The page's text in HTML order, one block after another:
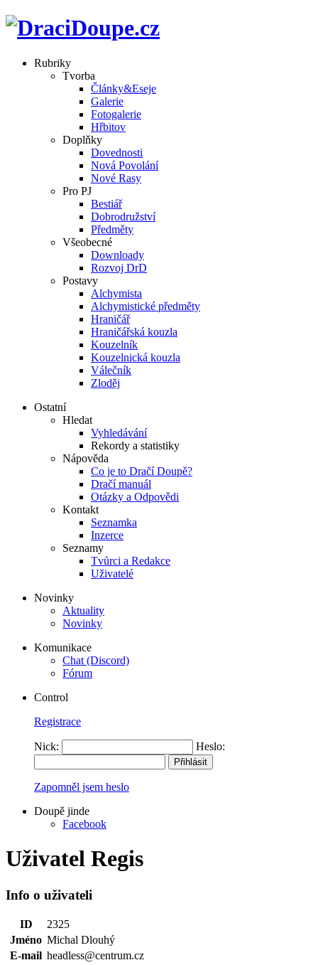
Rubriky
Tvorba
Články&Eseje
Galerie
Fotogalerie
Hřbitov
Doplňky
Dovednosti
Nová Povolání
Nové Rasy
Pro PJ
Bestiář
Dobrodružství
Předměty
Všeobecné
Downloady
Rozvoj DrD
Postavy
Alchymista
Alchymistické předměty
Hraničář
Hraničářská kouzla
Kouzelník
Kouzelnická kouzla
Válečník
Zloděj
Ostatní
Hledat
Vyhledávání
Rekordy a statistiky
Nápověda
Co je to Dračí Doupě?
Dračí manuál
Otázky a Odpovědi
Kontakt
Seznamka
Inzerce
Seznamy
Tvůrci a Redakce
Uživatelé
Novinky
Aktuality
Novinky
Komunikace
Chat (Discord)
Fórum
Control
Registrace
Nick: Heslo:
Zapomněl jsem heslo
Doupě jinde
Facebook
Uživatel Regis
Info o uživateli
ID
2325
Jméno Michal Dlouhý
E-mail headless@centrum.cz